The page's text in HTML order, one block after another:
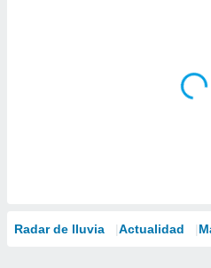
Radar de lluvia Actualidad